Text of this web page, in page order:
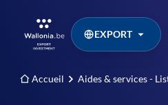
EXPORT
Accueil Aides & services -